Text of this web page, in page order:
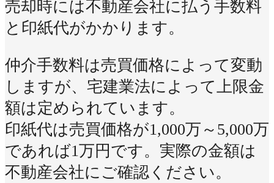
売却時には不動産会社に払う手数料
と印紙代がかかります。
仲介手数料は売買価格によって変動
しますが、宅建業法によって上限金
額は定められています。
印紙代は売買価格が1,000万～5,000万
であれば1万円です。実際の金額は
不動産会社にご確認ください。